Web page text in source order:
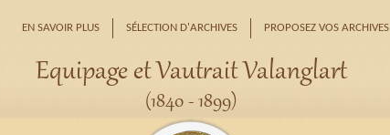
EN SAVOIR PLUS SÉLECTION D'ARCHIVES PROPOSEZ VOS ARCHIVES
Equipage et Vautrait Valanglart
(1840 - 1899)